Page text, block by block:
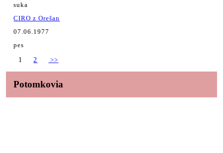
suka
CIRO z Orešan
07.06.1977
pes
1
2 >>
Potomkovia